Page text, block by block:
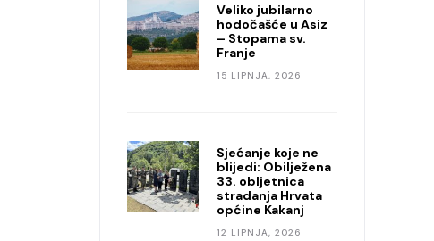
Veliko jubilarno
hodočašće u Asiz
– Stopama sv.
Franje
15 LIPNJA, 2026
Sjećanje koje ne
blijedi: Obilježena
33. obljetnica
stradanja Hrvata
općine Kakanj
12 LIPNJA, 2026